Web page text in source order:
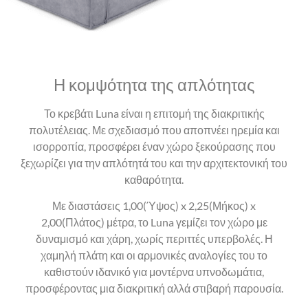
Η κομψότητα της απλότητας
Το κρεβάτι Luna είναι η επιτομή της διακριτικής
πολυτέλειας. Με σχεδιασμό που αποπνέει ηρεμία και
ισορροπία, προσφέρει έναν χώρο ξεκούρασης που
ξεχωρίζει για την απλότητά του και την αρχιτεκτονική του
καθαρότητα.
Με διαστάσεις 1,00(Ύψος) x 2,25(Μήκος) x
2,00(Πλάτος) μέτρα, το Luna γεμίζει τον χώρο με
δυναμισμό και χάρη, χωρίς περιττές υπερβολές. Η
χαμηλή πλάτη και οι αρμονικές αναλογίες του το
καθιστούν ιδανικό για μοντέρνα υπνοδωμάτια,
προσφέροντας μια διακριτική αλλά στιβαρή παρουσία.